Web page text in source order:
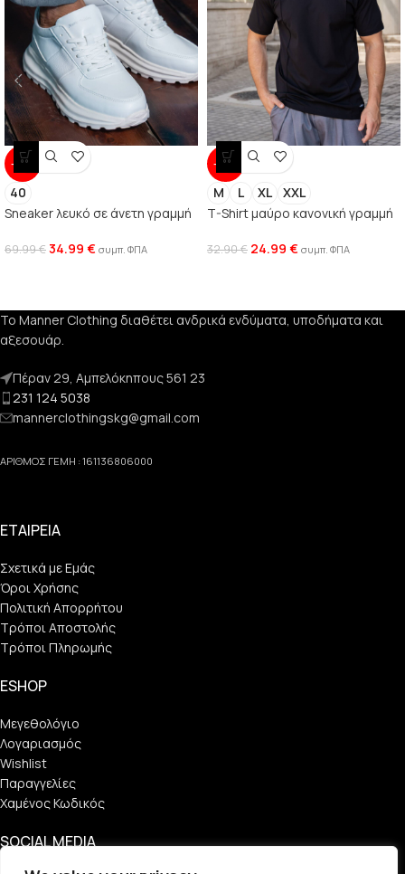
-50%
40
Sneaker λευκό σε άνετη γραμμή
69.99€34.99 € συμπ. ΦΠΑ
-24%
M L XL
XXL
T-Shirt μαύρο κανονική γραμμή
32.90€ 24.99 € συμπ. ΦΠΑ
Το Manner Clothing διαθέτει ανδρικά ενδύματα, υποδήματα και
αξεσουάρ.
Πέραν 29, Αμπελόκηπους 561 23
231 124 5038
mannerclothingskg@gmail.com
ΑΡΙΘΜΟΣ ΓΕΜΗ : 161136806000
ΕΤΑΙΡΕΙΑ
Σχετικά με Εμάς
Όροι Χρήσης
Πολιτική Απορρήτου
Τρόποι Αποστολής
Τρόποι Πληρωμής
ESHOP
Μεγεθολόγιο
Λογαριασμός
Wishlist
Παραγγελίες
Χαμένος Κωδικός
SOCIAL MEDIA